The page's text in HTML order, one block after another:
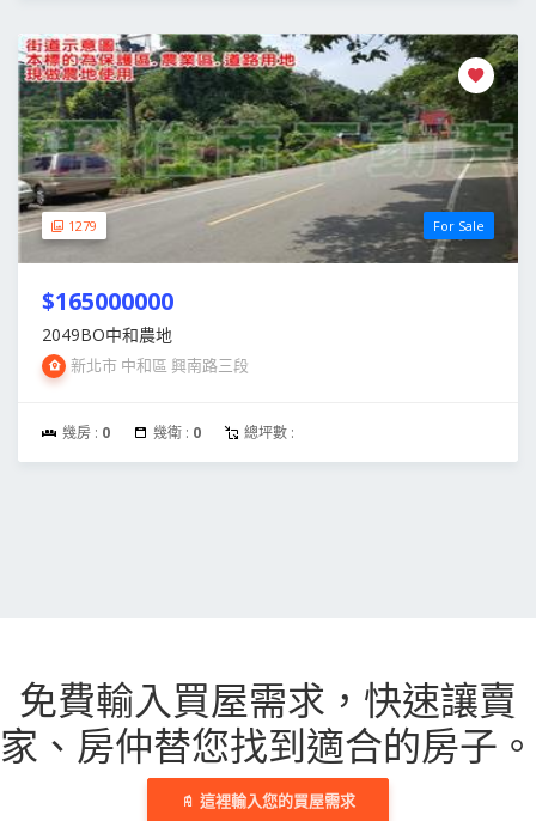
1279 For Sale
$165000000
2049BO中和農地
新北市 中和區 興南路三段
幾房 : 0 幾衛 : 0 總坪數 :
免費輸入買屋需求， 快速讓賣
家、房仲替您找到適合的房子。
這裡輸入您的買屋需求